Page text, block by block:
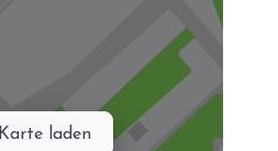
Karte laden